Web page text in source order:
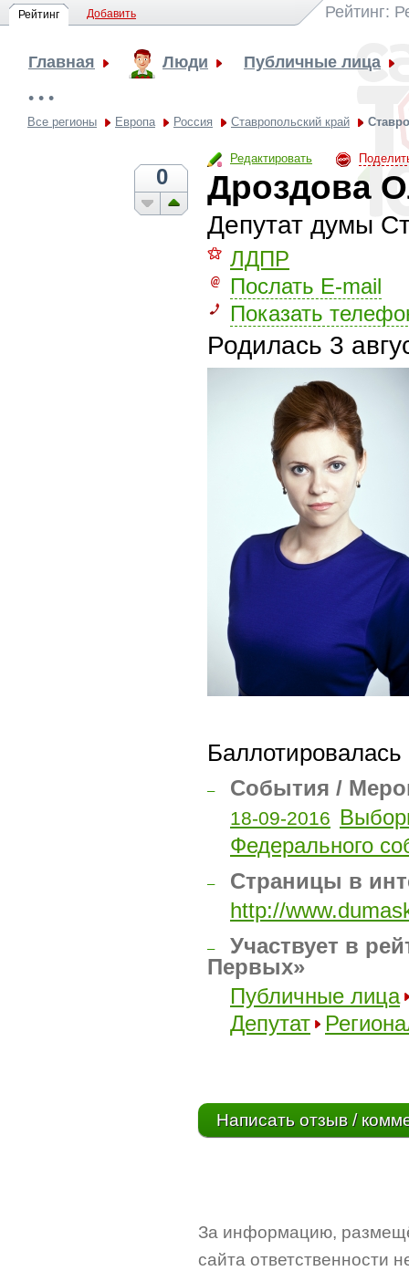
Рейтинг Добавить Рейтинг:
Главная Люди Публичные лица
• • •
Все регионы Европа Россия Ставропольский край
Редактировать
0 Дроздова
Депутат думы
⚝ ЛДПР
Послать E-mail
Показать
Родилась 3
– События /
18-09-2016
Федерального
–
Страницы в
http://
–
Участвует в
Первых»
Публичные лица
Депутат
Написать отзыв /
За информацию,
сайта ответственности